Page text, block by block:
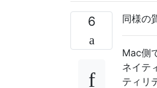
6 同様の
Mac側
ネイテ
ティリ